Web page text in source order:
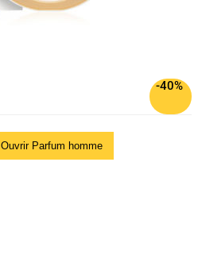
-40%
Ouvrir Parfum homme